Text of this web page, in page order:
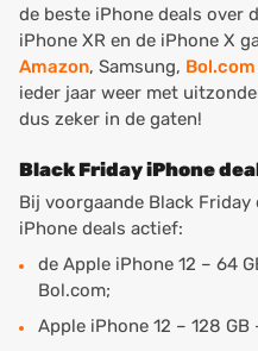
de beste iPhone deals over
iPhone XR en de iPhone X
Amazon, Samsung, Bol.com
ieder jaar weer met
dus zeker in de gaten!
Black Friday iPhone
Bij voorgaande Black
iPhone deals actief:
de Apple iPhone 12 – 64
Bol.com;
Apple iPhone 12 – 128